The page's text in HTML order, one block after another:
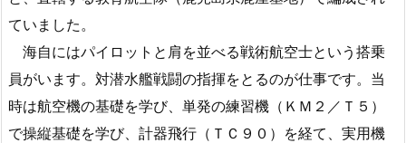
ていました。
海自にはパイロットと肩を並べる戦術航空士という搭乗
員がいます。対潜水艦戦闘の指揮をとるのが仕事です。当
時は航空機の基礎を学び、単発の練習機（ＫＭ２／Ｔ５）
で操縦基礎を学び、計器飛行（ＴＣ９０）を経て、実用機